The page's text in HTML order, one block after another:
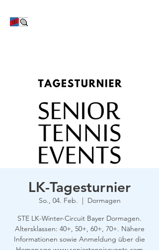
LK-Tagesturnier
So., 04. Feb.
  |
Dormagen
STE LK-Winter-Circuit Bayer Dormagen.
Altersklassen: 40+, 50+, 60+, 70+. Nähere
Informationen sowie Anmeldung über die